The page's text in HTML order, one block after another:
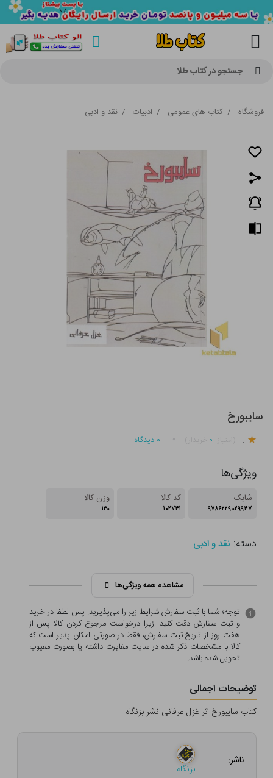
جستجو در کتاب طلا
فروشگاه / کتاب های عمومی / ادبیات / نقد و ادبی
سایبورخ
. ۰ ۰ دیدگاه
ویژگی‌ها
شابک
۹۷۸۶۲۲۹۰۲۹۹۴۷
کد کالا
۱۰۲۷۴۱
وزن کالا
۱۳۰
دسته: نقد و ادبی
مشاهده همه ویژگی‌ها
توجه؛ شما با ثبت سفارش شرایط زیر را می‌پذیرید. پس لطفا در خرید
و ثبت سفارش دقت کنید. زیرا درخواست مرجوع کردن کالا پس از
هفت روز از تاریخ ثبت سفارش، فقط در صورتی امکان پذیر است که
کالا با مشخصات ذکر شده در سایت مغایرت داشته یا بصورت معيوب
تحویل شده باشد.
توضیحات اجمالی
کتاب سایبورخ اثر غزل عرفانی نشر بزنگاه
ناشر:
بزنگاه